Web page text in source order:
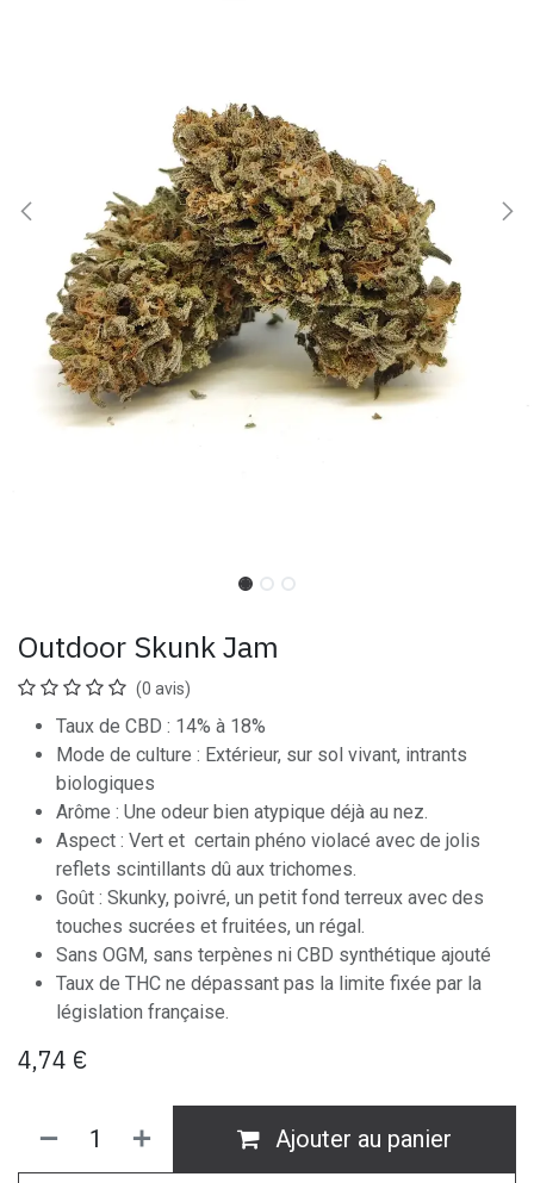
Outdoor Skunk Jam
(0 avis)
Taux de CBD : 14% à 18%
Mode de culture : Extérieur, sur sol vivant, intrants
biologiques
Arôme : Une odeur bien atypique déjà au nez.
Aspect : Vert et certain phéno violacé avec de jolis
reflets scintillants dû aux trichomes.
Goût : Skunky, poivré, un petit fond terreux avec des
touches sucrées et fruitées, un régal.
Sans OGM, sans terpènes ni CBD synthétique ajouté
Taux de THC ne dépassant pas la limite fixée par la
législation française.
4,74 €
Ajouter au panier